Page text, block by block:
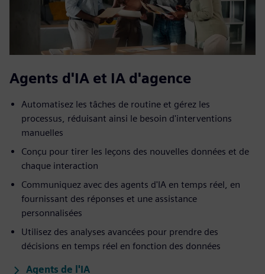
Agents d'IA et IA d'agence
Automatisez les tâches de routine et gérez les
processus, réduisant ainsi le besoin d'interventions
manuelles
Conçu pour tirer les leçons des nouvelles données et de
chaque interaction
Communiquez avec des agents d'IA en temps réel, en
fournissant des réponses et une assistance
personnalisées
Utilisez des analyses avancées pour prendre des
décisions en temps réel en fonction des données
Agents de l'IA